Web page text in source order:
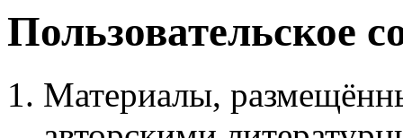
Пользовательское
Материалы,